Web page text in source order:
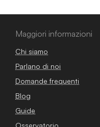
Maggiori informazioni
Chi siamo
Parlano di noi
Domande frequenti
Blog
Guide